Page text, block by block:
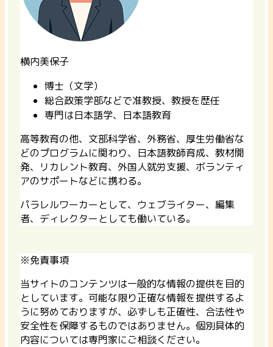
横内美保子
博士（文学）
総合政策学部などで准教授、教授を歴任
専門は日本語学、日本語教育
高等教育の他、文部科学省、外務省、厚生労働省な
どのプログラムに関わり、日本語教師育成、教材開
発、リカレント教育、外国人就労支援、ボランティ
アのサポートなどに携わる。
パラレルワーカーとして、ウェブライター、編集
者、ディレクターとしても働いている。
※免責事項
当サイトのコンテンツは一般的な情報の提供を目的
としています。可能な限り正確な情報を提供するよ
うに努めておりますが、必ずしも正確性、合法性や
安全性を保障するものではありません。個別具体的
内容については専門家にご相談ください。